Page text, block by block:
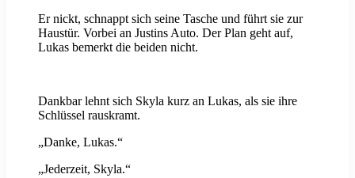
Er nickt, schnappt sich seine Tasche und führt sie zur
Haustür. Vorbei an Justins Auto. Der Plan geht auf,
Lukas bemerkt die beiden nicht.
Dankbar lehnt sich Skyla kurz an Lukas, als sie ihre
Schlüssel rauskramt.
„Danke, Lukas.“
„Jederzeit, Skyla.“